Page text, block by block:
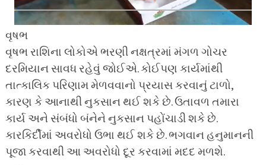
વૃષભ
વૃષભ રાશિના લોકોએ ભરણી નક્ષત્રમાં મંગળ ગોચર
દરમિયાન સાવધ રહેવું જોઈએ. કોઈપણ કાર્યમાંથી
તાત્કાલિક પરિણામ મેળવવાનો પ્રયાસ કરવાનું ટાળો,
કારણ કે આનાથી નુકસાન થઈ શકે છે. ઉતાવળ તમારા
કાર્ય અને સંબંધો બંનેને નુકસાન પહોંચાડી શકે છે.
કારકિર્દીમાં અવરોધો ઉભા થઈ શકે છે. ભગવાન હનુમાનની
પૂજા કરવાથી આ અવરોધો દૂર કરવામાં મદદ મળશે.